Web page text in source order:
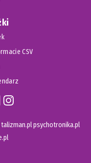
CSV
talizman.plpsychotronika.pl